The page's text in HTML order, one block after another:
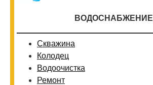
ВОДОСНАБЖЕНИЕ
Скважина
Колодец
Водоочистка
Ремонт